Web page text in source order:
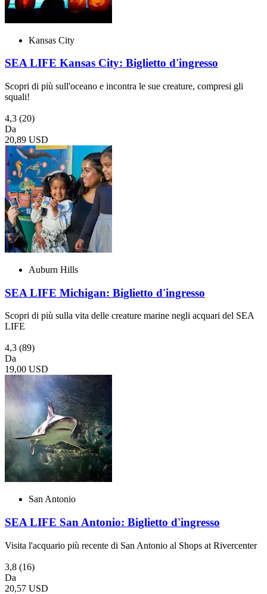
Kansas City
SEA LIFE Kansas City: Biglietto d'ingresso
Scopri di più sull'oceano e incontra le sue creature, compresi gli
squali!
4,3 (20)
Da
20,89 USD
Auburn Hills
SEA LIFE Michigan: Biglietto d'ingresso
Scopri di più sulla vita delle creature marine negli acquari del SEA
LIFE
4,3 (89)
Da
19,00 USD
San Antonio
SEA LIFE San Antonio: Biglietto d'ingresso
Visita l'acquario più recente di San Antonio al Shops at Rivercenter
3,8 (16)
Da
20,57 USD